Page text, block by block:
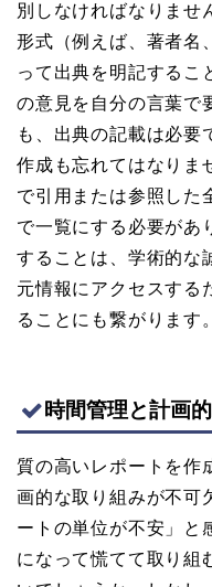
別しなければなりませ
形式（例えば、著者名
って出典を明記するこ
の意見を自分の言葉で
も、出典の記載は必要
作成も忘れてはなりま
で引用または参照した
で一覧にする必要があ
することは、学術的な
元情報にアクセスする
ることにも繋がります。
時間管理と計画
質の高いレポートを作
画的な取り組みが不可
ートの単位が不安」と
になって慌てて取り組